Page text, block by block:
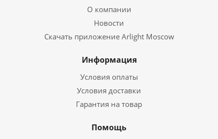
О компании
Новости
Скачать приложение Arlight Moscow
Информация
Условия оплаты
Условия доставки
Гарантия на товар
Помощь